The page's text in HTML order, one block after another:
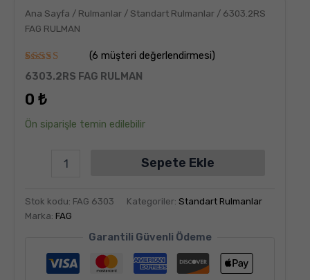
Ana Sayfa / Rulmanlar / Standart Rulmanlar / 6303.2RS
FAG RULMAN
6müşteri
puanına
5
5.00
puan
aldı
(6 müşteri değerlendirmesi)
6303.2RS FAG RULMAN
0 ₺
Ön siparişle temin edilebilir
Sepete Ekle
Stok kodu: FAG 6303 Kategoriler: Standart Rulmanlar
Marka: FAG
Garantili Güvenli Ödeme